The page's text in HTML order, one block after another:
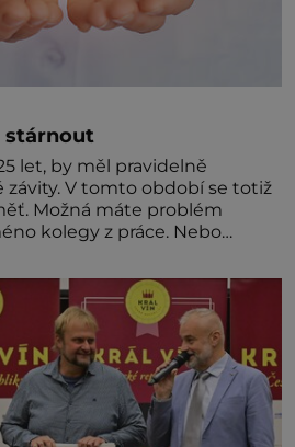
stárnout
let, by měl pravidelně
závity. V tomto období se totiž
Možná máte problém
kolegy z práce. Nebo
opravdu tak, s věkem jako
stávkovat. Cvičte